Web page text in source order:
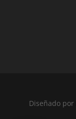
Diseñado por